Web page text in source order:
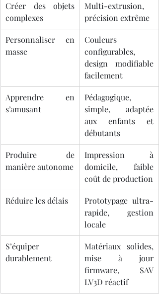
Créer des objets
complexes
Multi-extrusion,
précision extrême
Personnaliser en
masse
Couleurs
configurables,
design modifiable
facilement
Apprendre en
s’amusant
Pédagogique,
simple, adaptée
aux enfants et
débutants
Produire de
manière autonome
Impression à
domicile, faible
coût de production
Réduire les délais
Prototypage ultra-
rapide, gestion
locale
S’équiper
durablement
Matériaux solides,
mise à jour
firmware, SAV
LV3D réactif